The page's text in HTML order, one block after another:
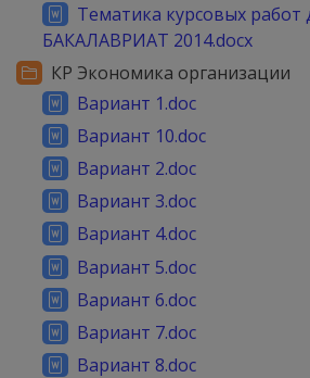
Тематика курсовых работ
БАКАЛАВРИАТ 2014.docx
КР Экономика организации
Вариант 1.doc
Вариант 10.doc
Вариант 2.doc
Вариант 3.doc
Вариант 4.doc
Вариант 5.doc
Вариант 6.doc
Вариант 7.doc
Вариант 8.doc